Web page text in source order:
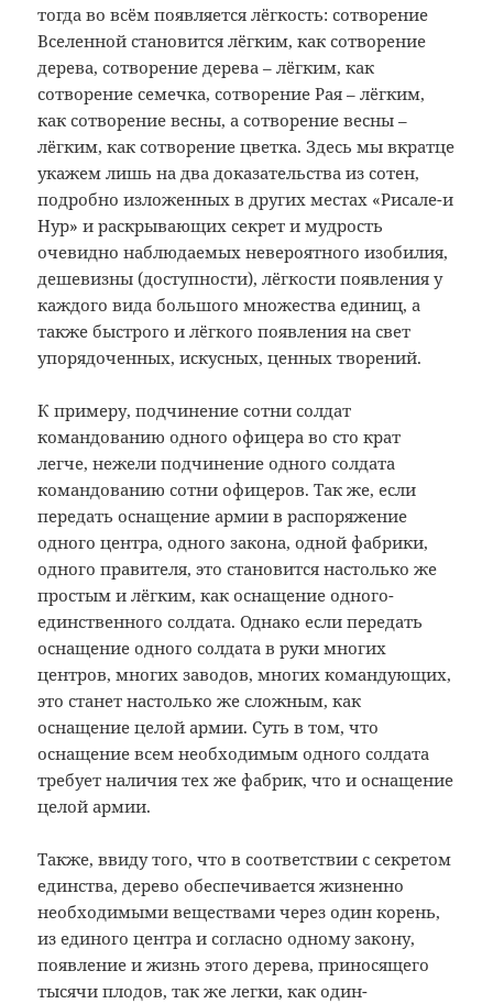
тогда во всём появляется лёгкость: сотворение
Вселенной становится лёгким, как сотворение
дерева, сотворение дерева – лёгким, как
сотворение семечка, сотворение Рая – лёгким,
как сотворение весны, а сотворение весны –
лёгким, как сотворение цветка. Здесь мы вкратце
укажем лишь на два доказательства из сотен,
подробно изложенных в других местах «Рисале-и
Нур» и раскрывающих секрет и мудрость
очевидно наблюдаемых невероятного изобилия,
дешевизны (доступности), лёгкости появления у
каждого вида большого множества единиц, а
также быстрого и лёгкого появления на свет
упорядоченных, искусных, ценных творений.
К примеру, подчинение сотни солдат
командованию одного офицера во сто крат
легче, нежели подчинение одного солдата
командованию сотни офицеров. Так же, если
передать оснащение армии в распоряжение
одного центра, одного закона, одной фабрики,
одного правителя, это становится настолько же
простым и лёгким, как оснащение одного-
единственного солдата. Однако если передать
оснащение одного солдата в руки многих
центров, многих заводов, многих командующих,
это станет настолько же сложным, как
оснащение целой армии. Суть в том, что
оснащение всем необходимым одного солдата
требует наличия тех же фабрик, что и оснащение
целой армии.
Также, ввиду того, что в соответствии с секретом
единства, дерево обеспечивается жизненно
необходимыми веществами через один корень,
из единого центра и согласно одному закону,
появление и жизнь этого дерева, приносящего
тысячи плодов, так же легки, как один-